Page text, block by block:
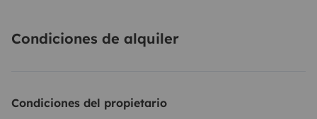
Condiciones de alquiler
Condiciones del propietario